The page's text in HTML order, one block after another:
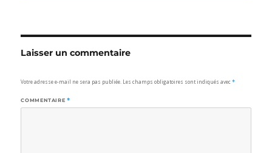
Laisser un commentaire
Votre adresse e-mail ne sera pas publiée. Les champs obligatoires sont indiqués avec*
COMMENTAIRE *